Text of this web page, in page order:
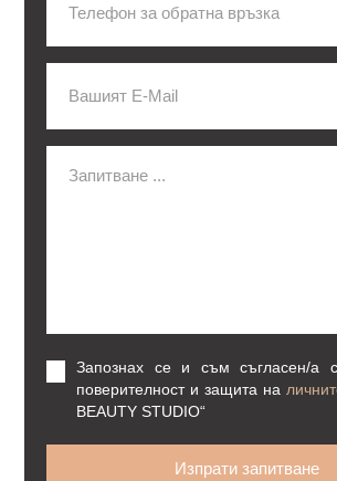
Запознах се и съм съгласен/а
поверителност и защита на
BEAUTY STUDIO“